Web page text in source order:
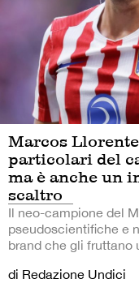
Marcos
particolari del
ma è anche un
scaltro
Il neo-campione del
pseudoscientifiche e
brand che gli fruttano
di Redazione Undici